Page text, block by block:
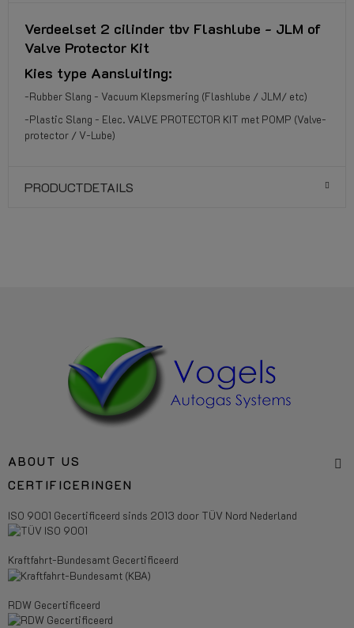
Verdeelset 2 cilinder tbv Flashlube - JLM of
Valve Protector Kit
Kies type Aansluiting:
-Rubber Slang - Vacuum Klepsmering (Flashlube / JLM/ etc)
-Plastic Slang - Elec. VALVE PROTECTOR KIT met POMP (Valve-
protector / V-Lube)
PRODUCTDETAILS
ABOUT US
CERTIFICERINGEN
ISO 9001 Gecertificeerd sinds 2013 door TÜV Nord Nederland
Kraftfahrt-Bundesamt Gecertificeerd
RDW Gecertificeerd